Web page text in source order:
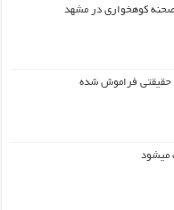
صحنه کوهخواری در مشهد
حقیقتی فراموش شده
میشود